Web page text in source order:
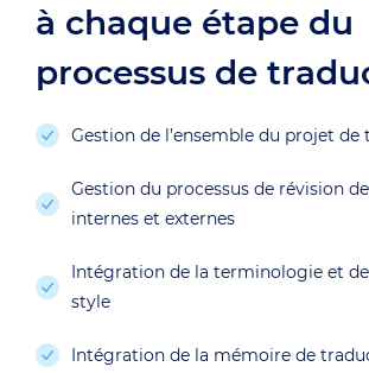
à chaque étape du
processus de
Gestion de l’ensemble du projet
Gestion du processus de révision
internes et externes
Intégration de la terminologie et
style
Intégration de la mémoire de